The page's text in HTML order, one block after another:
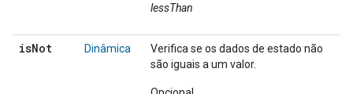
lessThan
isNot Dinâmica
Verifica se os dados de estado não
são iguais a um valor.